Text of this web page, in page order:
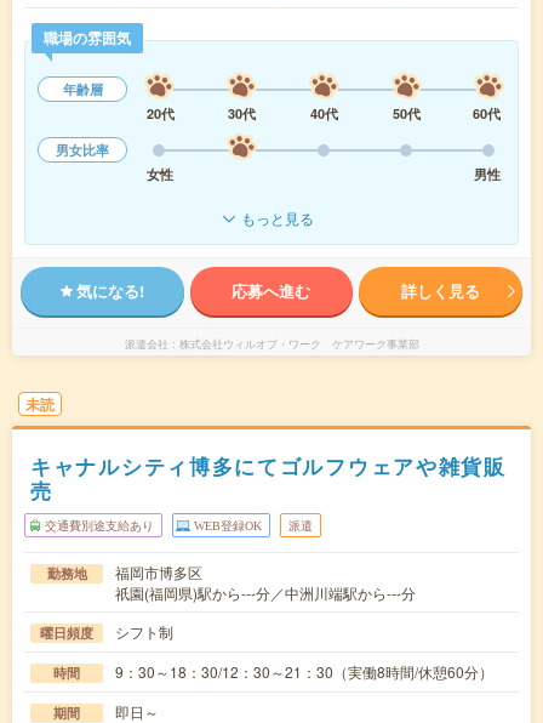
職場の雰囲気
年齢層
20代
30代 40代 50代
60代
男女比率
女性
男性
もっと見る
気になる! 応募へ進む 詳しく見る
派遣会社 株式会社ウィルオブ・ワーク ケアワーク事業部
未読
キャナルシティ博多にてゴルフウェアや雑貨販
売
交通費別途支給あり WEB登録OK 派遣
勤務地
福岡市博多区
祇園(福岡県)駅から---分／中洲川端駅から---分
曜日頻度 シフト制
時間 9：30～18：30/12：30～21：30（実働8時間/休憩60分）
期間 即日～